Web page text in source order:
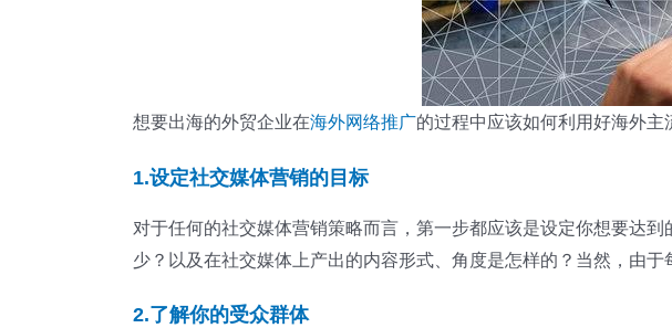
想要出海的外贸企业在海外网络推广的过程中应该如何利用好海外主
1.设定社交媒体营销的目标
对于任何的社交媒体营销策略而言，第一步都应该是设定你想要达
少？以及在社交媒体上产出的内容形式、角度是怎样的？当然，由
2.了解你的受众群体